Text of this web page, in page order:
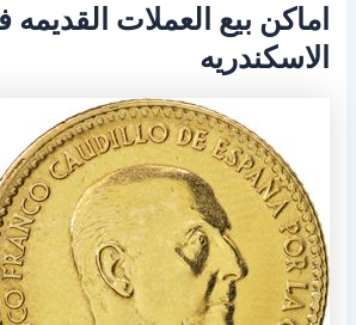
اماكن بيع العملات القديمه
الاسكندريه